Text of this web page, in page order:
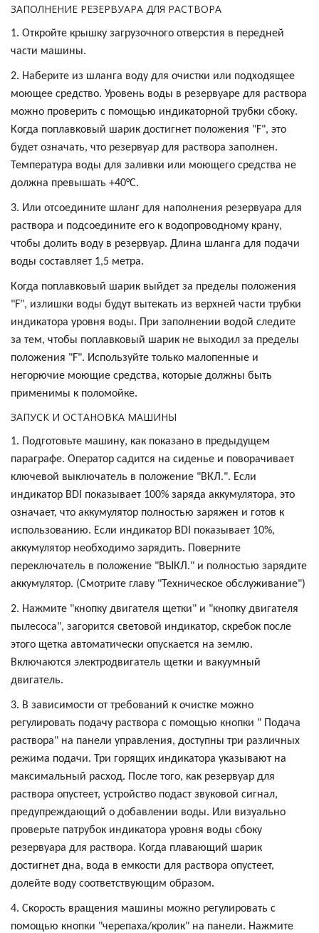
ЗАПОЛНЕНИЕ РЕЗЕРВУАРА ДЛЯ РАСТВОРА
1. Откройте крышку загрузочного отверстия в передней
части машины.
2. Наберите из шланга воду для очистки или подходящее
моющее средство. Уровень воды в резервуаре для раствора
можно проверить с помощью индикаторной трубки сбоку.
Когда поплавковый шарик достигнет положения "F", это
будет означать, что резервуар для раствора заполнен.
Температура воды для заливки или моющего средства не
должна превышать +40°C.
3. Или отсоедините шланг для наполнения резервуара для
раствора и подсоедините его к водопроводному крану,
чтобы долить воду в резервуар. Длина шланга для подачи
воды составляет 1,5 метра.
Когда поплавковый шарик выйдет за пределы положения
"F", излишки воды будут вытекать из верхней части трубки
индикатора уровня воды. При заполнении водой следите
за тем, чтобы поплавковый шарик не выходил за пределы
положения "F". Используйте только малопенные и
негорючие моющие средства, которые должны быть
применимы к поломойке.
ЗАПУСК И ОСТАНОВКА МАШИНЫ
1. Подготовьте машину, как показано в предыдущем
параграфе. Оператор садится на сиденье и поворачивает
ключевой выключатель в положение "ВКЛ.". Если
индикатор BDI показывает 100% заряда аккумулятора, это
означает, что аккумулятор полностью заряжен и готов к
использованию. Если индикатор BDI показывает 10%,
аккумулятор необходимо зарядить. Поверните
переключатель в положение "ВЫКЛ." и полностью зарядите
аккумулятор. (Смотрите главу "Техническое обслуживание")
2. Нажмите "кнопку двигателя щетки" и "кнопку двигателя
пылесоса", загорится световой индикатор, скребок после
этого щетка автоматически опускается на землю.
Включаются электродвигатель щетки и вакуумный
двигатель.
3. В зависимости от требований к очистке можно
регулировать подачу раствора с помощью кнопки " Подача
раствора" на панели управления, доступны три различных
режима подачи. Три горящих индикатора указывают на
максимальный расход. После того, как резервуар для
раствора опустеет, устройство подаст звуковой сигнал,
предупреждающий о добавлении воды. Или визуально
проверьте патрубок индикатора уровня воды сбоку
резервуара для раствора. Когда плавающий шарик
достигнет дна, вода в емкости для раствора опустеет,
долейте воду соответствующим образом.
4. Скорость вращения машины можно регулировать с
помощью кнопки "черепаха/кролик" на панели. Нажмите